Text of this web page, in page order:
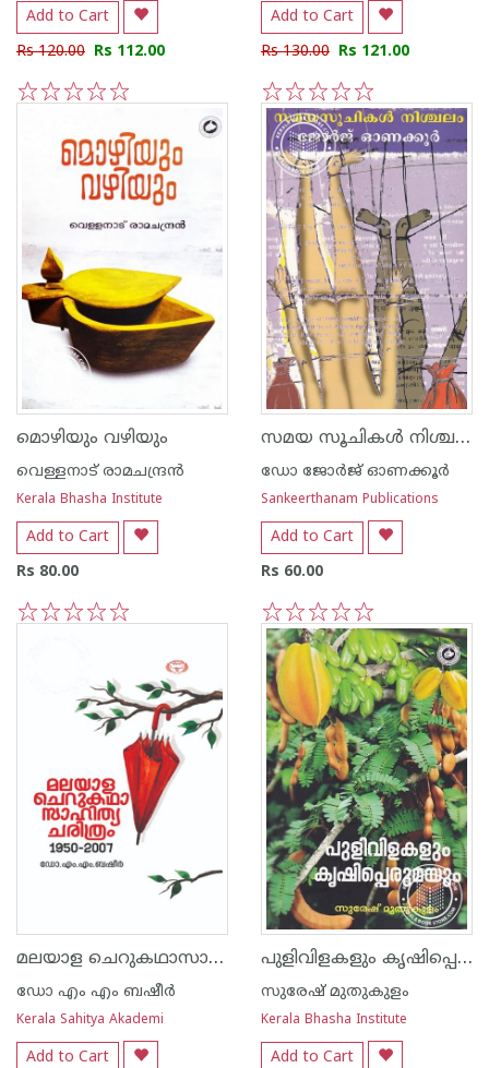
Add to Cart
Rs 120.00 Rs 112.00
Add to Cart
Rs 130.00 Rs 121.00
5
4
3
2
1
മൊഴിയും വഴിയും
വെള്ളനാട് രാമചന്ദ്രന്‍
Kerala Bhasha Institute
Add to Cart
Rs 80.00
സമയ സൂചികള്‍ നിശ്ചലം
ഡോ ജോര്‍ജ് ഓണക്കൂര്‍
Sankeerthanam Publications
Add to Cart
Rs 60.00
5
4
3
2
1
മലയാള ചെറുകഥാസാഹിത്യ ചരിത്രം 1950 - 2007
ഡോ എം എം ബഷീര്‍
Kerala Sahitya Akademi
Add to Cart
പുളിവിളകളും കൃഷിപ്പെരുമയും
സുരേഷ് മുതുകുളം
Kerala Bhasha Institute
Add to Cart